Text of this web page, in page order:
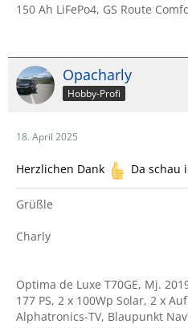
150 Ah LiFePo4, GS Route
Opacharly
Hobby-Profi
18. April 2025
Herzlichen Dank Da schau
Grüßle
Charly
Optima de Luxe T70GE, Mj.
177 PS, 2 x 100Wp Solar, 2 x
Alphatronics-TV, Blaupunkt